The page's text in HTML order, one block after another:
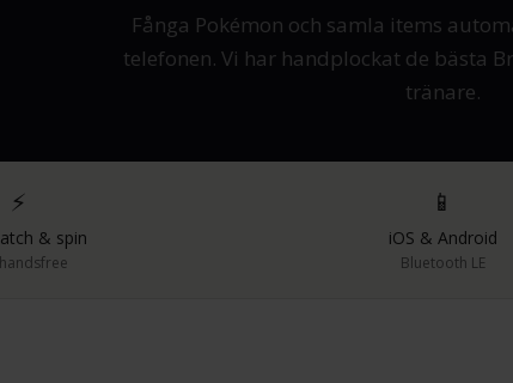
Fånga Pokémon och samla items
telefonen. Vi har handplockat de bästa
tränare.
⚡
& spin
📱
iOS & Android
Bluetooth LE